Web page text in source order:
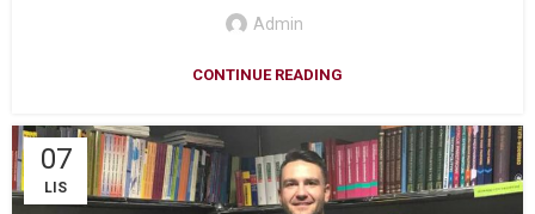
Admin
CONTINUE READING
07
LIS